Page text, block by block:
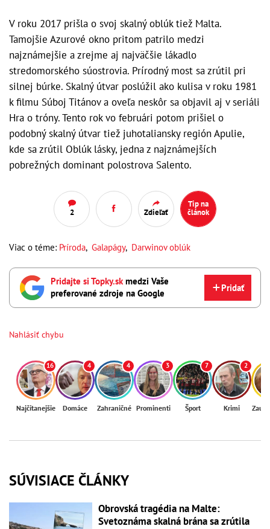
V roku 2017 prišla o svoj skalný oblúk tiež Malta.
Tamojšie Azurové okno pritom patrilo medzi
najznámejšie a zrejme aj najväčšie lákadlo
stredomorského súostrovia. Prírodný most sa zrútil pri
silnej búrke. Skalný útvar poslúžil ako kulisa v roku 1981
k filmu Súboj Titánov a oveľa neskôr sa objavil aj v seriáli
Hra o tróny. Tento rok vo februári potom prišiel o
podobný skalný útvar tiež juhotaliansky región Apulie,
kde sa zrútil Oblúk lásky, jedna z najznámejších
pobrežných dominant polostrova Salento.
2 Zdieľať
Tip na
článok
Viac o téme: Príroda, Galapágy, Darwinov oblúk
Pridajte si Topky.skmedzi Vaše
preferované zdroje na Google
Pridať
Nahlásiť chybu
16
Najčítanejšie
4
Domáce
4
Zahraničné
3
Prominenti
7
Šport
2
Krimi
SÚVISIACE ČLÁNKY
Obrovská tragédia na Malte:
Svetoznáma skalná brána sa zrútila